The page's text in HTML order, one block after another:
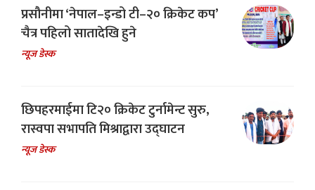
प्रसौनीमा ‘नेपाल–इन्डो टी–२० क्रिकेट कप’
चैत्र पहिलो सातादेखि हुने
न्यूज डेस्क
छिपहरमाईमा टि२० क्रिकेट टुर्नामेन्ट सुरु,
रास्वपा सभापति मिश्राद्वारा उद्घाटन
न्यूज डेस्क